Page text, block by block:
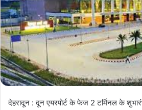
देहरादून : दून एयरपोर्ट के फेज 2 टर्मिनल के